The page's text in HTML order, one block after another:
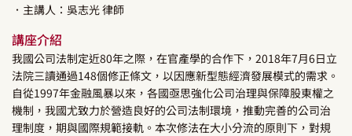
．主講人： 吳志光律師
講座介紹
我國公司法制定近80年之際，在官產學的合作下，2018年7月6日立
法院三讀通過148個修正條文，以因應新型態經濟發展模式的需求。
自從1997年金融風暴以來，各國亟思強化公司治理與保障股東權之
機制，我國尤致力於營造良好的公司法制環境，推動完善的公司治
理制度，期與國際規範接軌。本次修法在大小分流的原則下，對規